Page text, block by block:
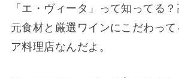
「エ・ヴィータ」って知ってる
元食材と厳選ワインにこだわって
ア料理店なんだよ。